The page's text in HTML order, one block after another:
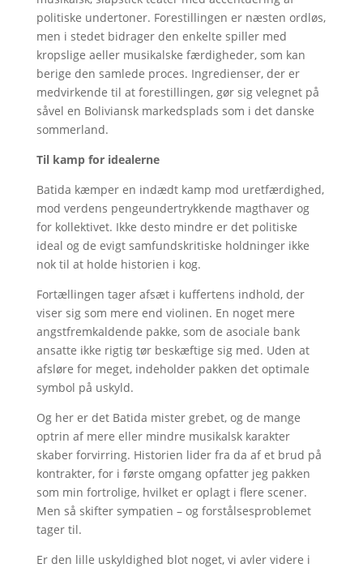
politiske undertoner. Forestillingen er næsten ordløs,
men i stedet bidrager den enkelte spiller med
kropslige aeller musikalske færdigheder, som kan
berige den samlede proces. Ingredienser, der er
medvirkende til at forestillingen, gør sig velegnet på
såvel en Boliviansk markedsplads som i det danske
sommerland.
Til kamp for idealerne
Batida kæmper en indædt kamp mod uretfærdighed,
mod verdens pengeundertrykkende magthaver og
for kollektivet. Ikke desto mindre er det politiske
ideal og de evigt samfundskritiske holdninger ikke
nok til at holde historien i kog.
Fortællingen tager afsæt i kuffertens indhold, der
viser sig som mere end violinen. En noget mere
angstfremkaldende pakke, som de asociale bank
ansatte ikke rigtig tør beskæftige sig med. Uden at
afsløre for meget, indeholder pakken det optimale
symbol på uskyld.
Og her er det Batida mister grebet, og de mange
optrin af mere eller mindre musikalsk karakter
skaber forvirring. Historien lider fra da af et brud på
kontrakter, for i første omgang opfatter jeg pakken
som min fortrolige, hvilket er oplagt i flere scener.
Men så skifter sympatien – og forstålsesproblemet
tager til.
Er den lille uskyldighed blot noget, vi avler videre i